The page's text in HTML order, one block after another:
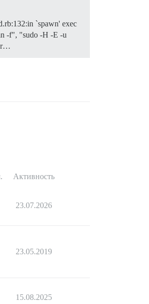
`spawn' exec
-f", "sudo -H -E -u
r…
Активность
23.07.2026
23.05.2019
15.08.2025